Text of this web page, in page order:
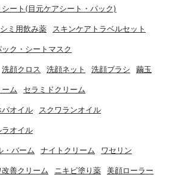
シート(目元ケアシート・パック)
シミ用飲み薬 スキンケアトラベルセット
ク・シートマスク
洗顔クロス 洗顔ネット 洗顔ブラシ 繭玉
ム セラミドクリーム
バオイル スクワランオイル
ラオイル
・バーム ナイトクリーム ワセリン
改善クリーム ニキビ塗り薬 美顔ローラー